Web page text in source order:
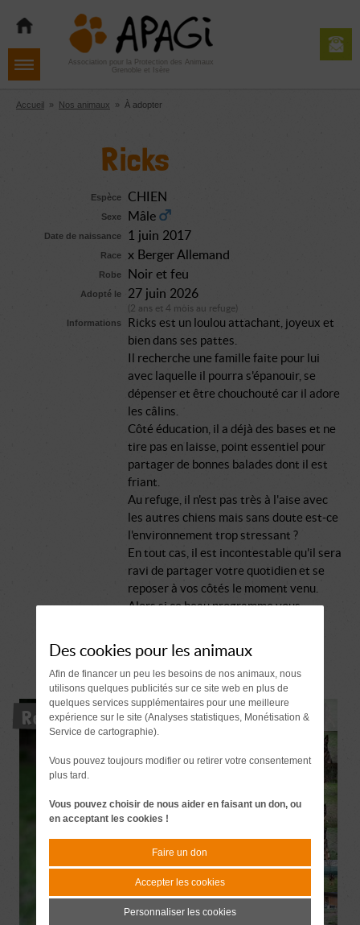
navigation
contenu
Aller
pied
de
Association pour la Protection des Animaux
Grenoble et Isère
Accueil » Nos animaux » À adopter
Ricks
Espèce CHIEN
Sexe Mâle
Date de naissance 1 juin 2017
Race x Berger Allemand
Robe Noir et feu
Adopté le 27 juin 2026
(2 ans et 4 mois au refuge)
Informations
Ricks est un loulou attachant, joyeux et
bien dans ses pattes.
Il recherche une famille faite pour lui
avec laquelle il pourra s'épanouir, se
dépenser et être chouchouté car il adore
les câlins.
Côté éducation, il a déjà des bases et ne
tire pas en laisse, point essentiel pour
partager de bonnes balades dont il est
friant.
Au refuge, il n'est pas très à l'aise avec
les autres chiens mais sans doute est-ce
l'environnement trop stressant ?
En tout cas, il est incontestable qu'il sera
ravi de partager votre quotidien et se
reposer à vos côtés le moment venu.
Alors si ce beau programme vous
touchant, il vaut le détour.
Réservé
Des cookies pour les animaux
Afin de financer un peu les besoins de nos animaux, nous
utilisons quelques publicités sur ce site web en plus de
quelques services supplémentaires pour une meilleure
expérience sur le site (Analyses statistiques, Monétisation &
Service de cartographie).
Vous pouvez toujours modifier ou retirer votre consentement
plus tard.
Vous pouvez choisir de nous aider en faisant un don, ou
en acceptant les cookies !
Faire un don
Accepter les cookies
Personnaliser les cookies